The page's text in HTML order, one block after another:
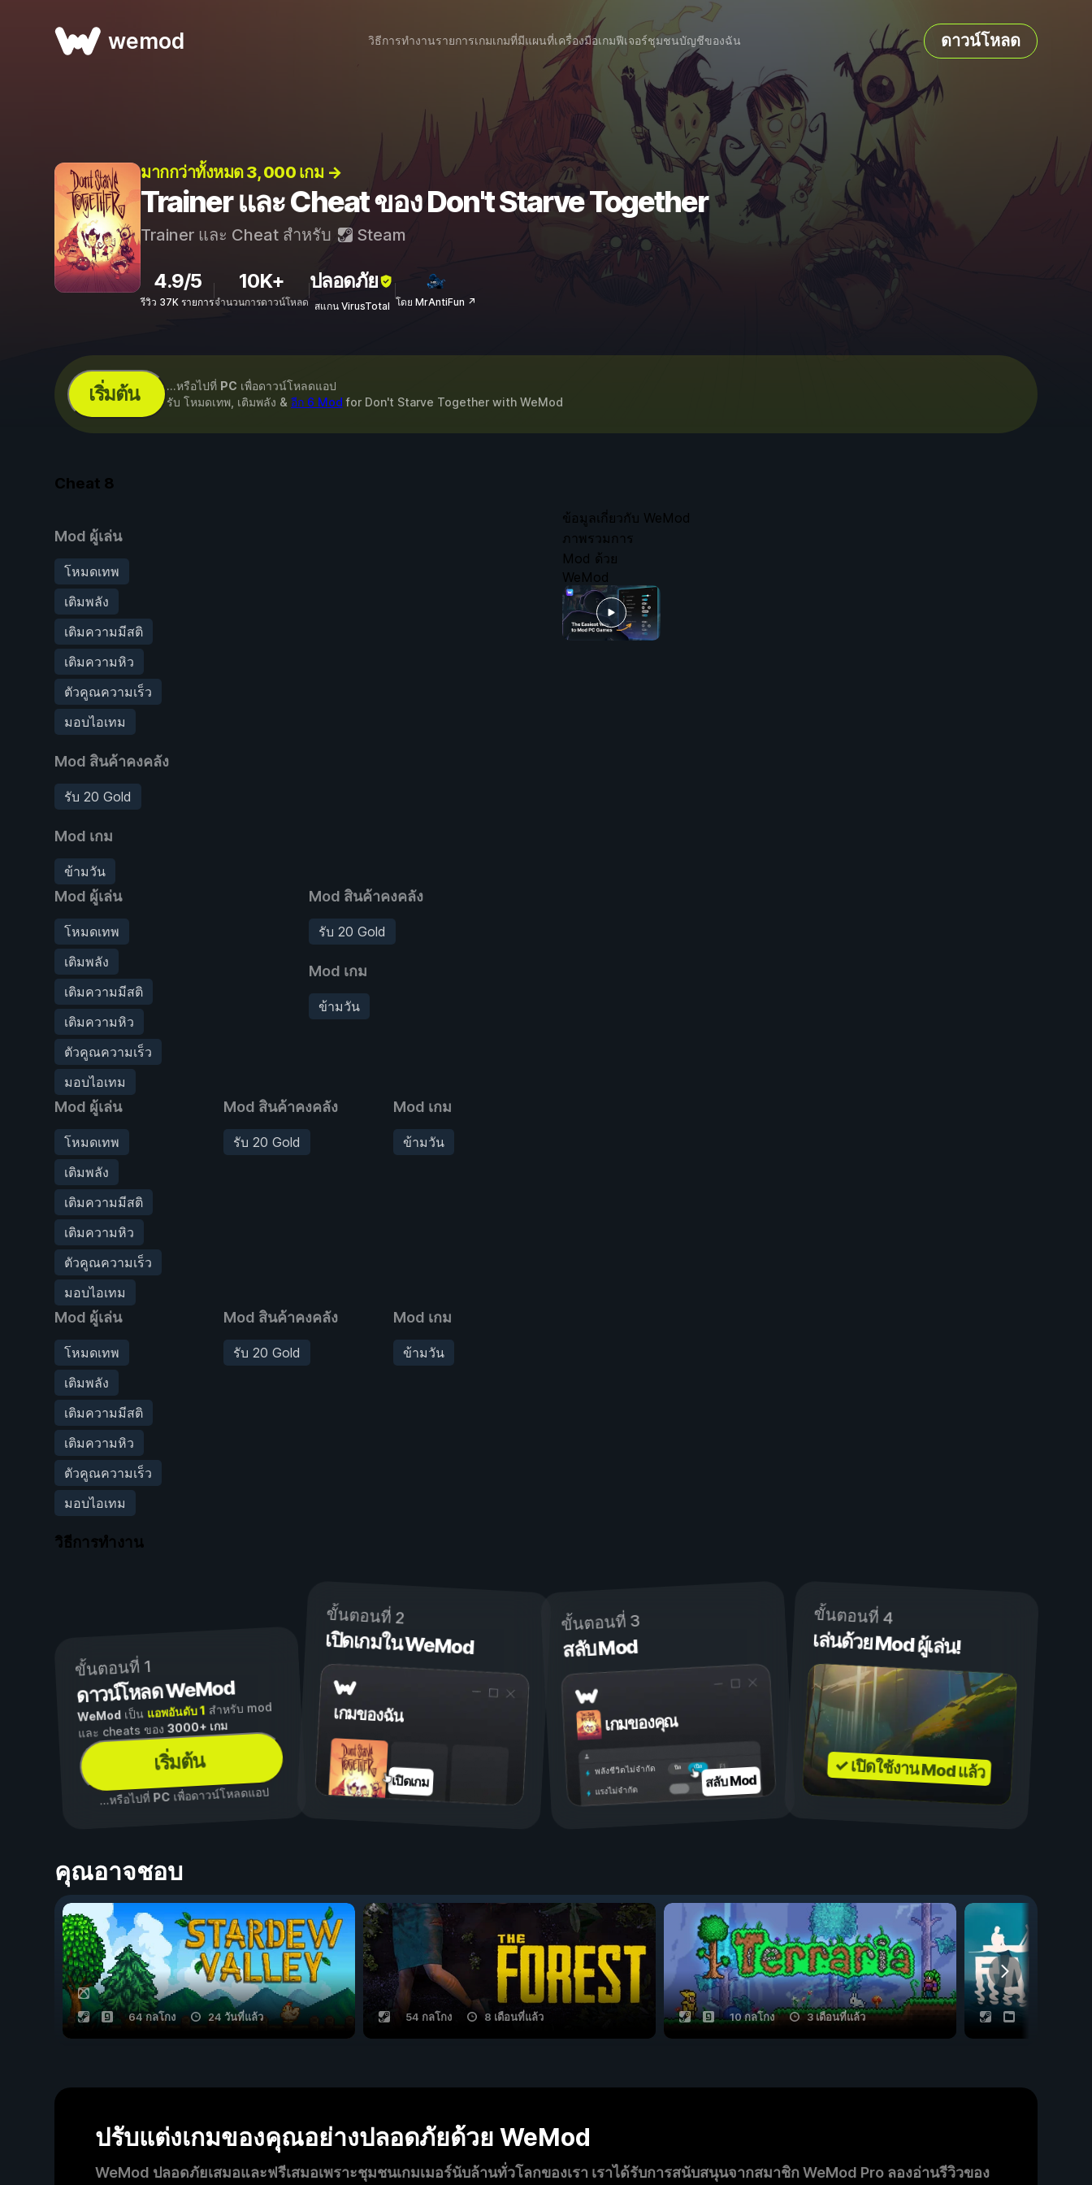
wemod วิธีการทำงานรายการเกมเกมที่มีแผนที่เครื่องมือเกมฟีเจอร์ชุมชนบัญชีของฉัน ดาวน์โหลด
มากกว่าทั้งหมด 3, 000 เกม →
Trainer และ Cheat ของ Don't Starve Together
Trainer และ Cheat สำหรับ Steam
4.9/5
รีวิว 37K รายการ
10K+
จำนวนการดาวน์โหลด
ปลอดภัย
สแกน VirusTotal โดย MrAntiFun ↗
เริ่มต้น ...หรือไปที่ PC เพื่อดาวน์โหลดแอป
รับ โหมดเทพ, เติมพลัง & อีก 6 Mod for Don't Starve Togetherwith WeMod
Cheat 8
Mod ผู้เล่น
โหมดเทพ
เติมพลัง
เติมความมีสติ
เติมความหิว
ตัวคูณความเร็ว
มอบไอเทม
Mod สินค้าคงคลัง
รับ 20 Gold
Mod เกม
ข้ามวัน
Mod ผู้เล่น
โหมดเทพ
เติมพลัง
เติมความมีสติ
เติมความหิว
ตัวคูณความเร็ว
มอบไอเทม
Mod สินค้าคงคลัง
รับ 20 Gold
Mod เกม
ข้ามวัน
Mod ผู้เล่น
โหมดเทพ
เติมพลัง
เติมความมีสติ
เติมความหิว
ตัวคูณความเร็ว
มอบไอเทม
Mod สินค้าคงคลัง
รับ 20 Gold
Mod เกม
ข้ามวัน
Mod ผู้เล่น
โหมดเทพ
เติมพลัง
เติมความมีสติ
เติมความหิว
ตัวคูณความเร็ว
มอบไอเทม
Mod สินค้าคงคลัง
รับ 20 Gold
Mod เกม
ข้ามวัน
ข้อมูลเกี่ยวกับ WeMod
ภาพรวมการ
Mod ด้วย
WeMod
วิธีการทำงาน
ขั้นตอนที่ 1
ดาวน์โหลด WeMod
WeModเป็น แอพอันดับ 1 สำหรับ mod
และ cheats ของ3000+ เกม
เริ่มต้น
...หรือไปที่ PCเพื่อดาวน์โหลดแอป
ขั้นตอนที่ 2
เปิดเกมใน WeMod
เกมของฉัน
เปิดเกม
ขั้นตอนที่ 3
สลับ Mod
เกมของคุณ
เปิด
ปิด
พลังชีวิตไม่จำกัด
แรงไม่จำกัด สลับ Mod
ขั้นตอนที่ 4
เล่นด้วย Mod ผู้เล่น!
✓ เปิดใช้งาน Mod แล้ว
คุณอาจชอบ
64 กลโกง 24 วันที่แล้ว 54 กลโกง 8 เดือนที่แล้ว 10 กลโกง 3 เดือนที่แล้ว
ปรับแต่งเกมของคุณอย่างปลอดภัยด้วย WeMod
WeMod ปลอดภัยเสมอและฟรีเสมอเพราะชุมชนเกมเมอร์นับล้านทั่วโลกของเรา เราได้รับการสนับสนุนจากสมาชิก WeMod Pro ลองอ่านรีวิวของ